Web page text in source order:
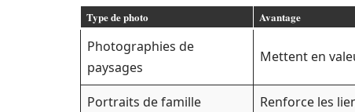
Type de photo Avantage
Photographies de
paysages
Mettent en
Portraits de famille Renforce les